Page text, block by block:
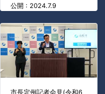
公開 : 2024.7.9
市長定例記者会見(令和6